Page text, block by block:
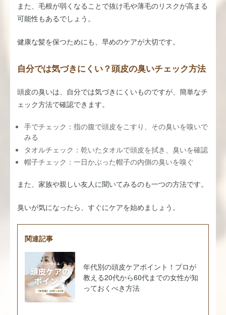
また、毛根が弱くなることで抜け毛や薄毛のリスクが高まる
可能性もあるでしょう。
健康な髪を保つためにも、早めのケアが大切です。
自分では気づきにくい？頭皮の臭いチェック方法
頭皮の臭いは、自分では気づきにくいものですが、簡単なチ
ェック方法で確認できます。
手でチェック：指の腹で頭皮をこすり、その臭いを嗅いで
みる
タオルチェック：乾いたタオルで頭皮を拭き、臭いを確認
帽子チェック：一日かぶった帽子の内側の臭いを嗅ぐ
また、家族や親しい友人に聞いてみるのも一つの方法です。
臭いが気になったら、すぐにケアを始めましょう。
関連記事
年代別の頭皮ケアポイント！プロが
教える20代から60代までの女性が知
っておくべき方法